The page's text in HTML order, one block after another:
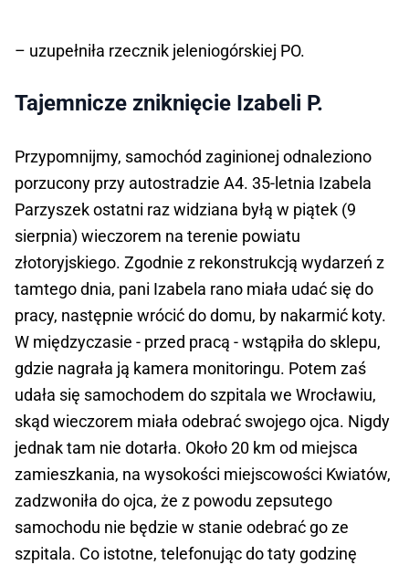
– uzupełniła rzecznik jeleniogórskiej PO.
Tajemnicze zniknięcie Izabeli P.
Przypomnijmy, samochód zaginionej odnaleziono
porzucony przy autostradzie A4. 35-letnia Izabela
Parzyszek ostatni raz widziana byłą w piątek (9
sierpnia) wieczorem na terenie powiatu
złotoryjskiego. Zgodnie z rekonstrukcją wydarzeń z
tamtego dnia, pani Izabela rano miała udać się do
pracy, następnie wrócić do domu, by nakarmić koty.
W międzyczasie - przed pracą - wstąpiła do sklepu,
gdzie nagrała ją kamera monitoringu. Potem zaś
udała się samochodem do szpitala we Wrocławiu,
skąd wieczorem miała odebrać swojego ojca. Nigdy
jednak tam nie dotarła. Około 20 km od miejsca
zamieszkania, na wysokości miejscowości Kwiatów,
zadzwoniła do ojca, że z powodu zepsutego
samochodu nie będzie w stanie odebrać go ze
szpitala. Co istotne, telefonując do taty godzinę